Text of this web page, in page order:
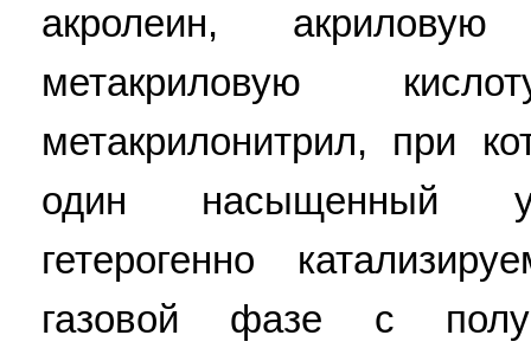
акролеин, акриловую
метакриловую
метакрилонитрил, при
один насыщенный
гетерогенно
газовой фазе с